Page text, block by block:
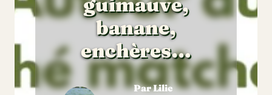
guimauve,
banane,
enchères…
Par Lilie